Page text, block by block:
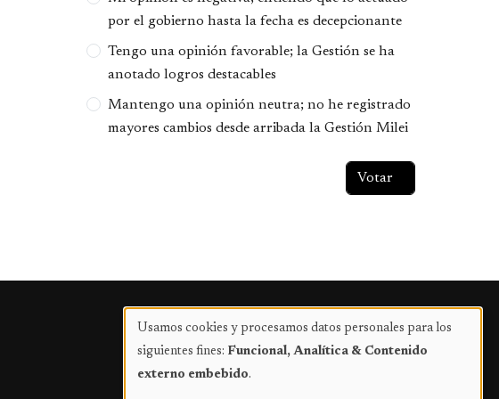
por el gobierno hasta la fecha es decepcionante
Tengo una opinión favorable; la Gestión se ha
anotado logros destacables
Mantengo una opinión neutra; no he registrado
mayores cambios desde arribada la Gestión Milei
Publicidad
Uso
de
Usamos cookies y procesamos datos personales para los
siguientes fines: Funcional, Analítica & Contenido
externo embebido.